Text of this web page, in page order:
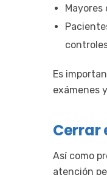
Mayores
Es
exámenes
Cerrar
Así como
atención